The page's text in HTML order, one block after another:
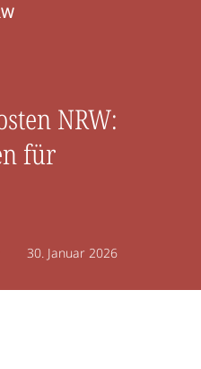
NRW:
für
30. Januar 2026